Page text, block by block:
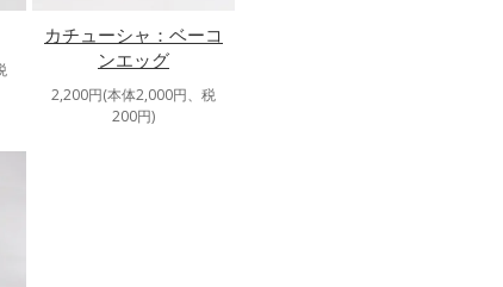
カチューシャ：ベーコ
ンエッグ
2,200円(本体2,000円、税
200円)